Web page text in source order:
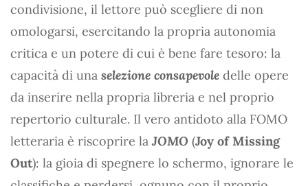
condivisione, il lettore può scegliere di non
omologarsi, esercitando la propria autonomia
critica e un potere di cui è bene fare tesoro: la
capacità di una selezione consapevole delle opere
da inserire nella propria libreria e nel proprio
repertorio culturale. Il vero antidoto alla FOMO
letteraria è riscoprire laJOMO (Joy of Missing
Out): la gioia di spegnere lo schermo, ignorare le